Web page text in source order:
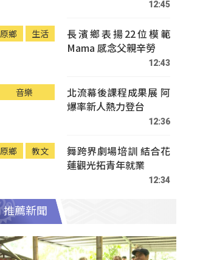
12:45
原鄉 生活
長濱鄉表揚22位模範
Mama 感念父親辛勞
12:43
音樂
北流幕後課程成果展 阿
爆率新人熱力登台
12:36
原鄉 教文
舞跨界劇場培訓 結合花
蓮觀光拓青年就業
12:34
推薦新聞